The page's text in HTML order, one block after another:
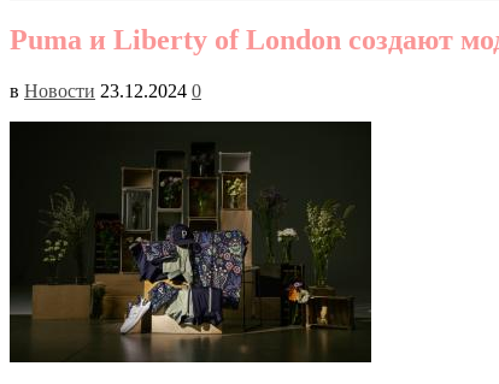
Puma и Liberty of London создают
в Новости 23.12.2024 0